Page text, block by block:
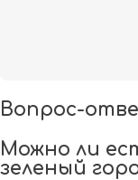
Вопрос-
Можно ли
зеленый